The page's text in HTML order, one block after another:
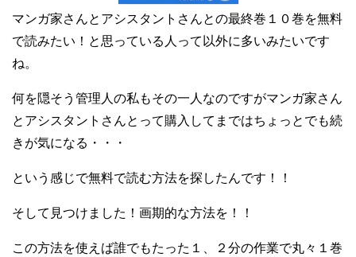
マンガ家さんとアシスタントさんとの最終巻１０巻を無料
で読みたい！と思っている人って以外に多いみたいです
ね。
何を隠そう管理人の私もその一人なのですがマンガ家さん
とアシスタントさんとって購入してまではちょっとでも続
きが気になる・・・
という感じで無料で読む方法を探したんです！！
そして見つけました！画期的な方法を！！
この方法を使えば誰でもたった１、２分の作業で丸々１巻